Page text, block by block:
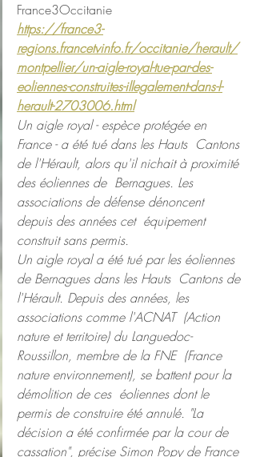
France3Occitanie
https://france3-
regions.francetvinfo.fr/occitanie/herault/
montpellier/un-aigle-royal-tue-par-des-
eoliennes-construites-illegalement-dans-l-
herault-2703006.html
Un aigle royal - espèce protégée en
France - a été tué dans les Hauts  Cantons
de l'Hérault, alors qu'il nichait à proximité
des éoliennes de  Bernagues. Les
associations de défense dénoncent
depuis des années cet  équipement
construit sans permis.
Un aigle royal a été tué par les éoliennes
de Bernagues dans les Hauts  Cantons de
l'Hérault. Depuis des années, les
associations comme l'ACNAT  (Action
nature et territoire) du Languedoc-
Roussillon, membre de la FNE  (France
nature environnement), se battent pour la
démolition de ces  éoliennes dont le
permis de construire été annulé. "La
décision a été confirmée par la cour de
cassation", précise Simon Popy de France